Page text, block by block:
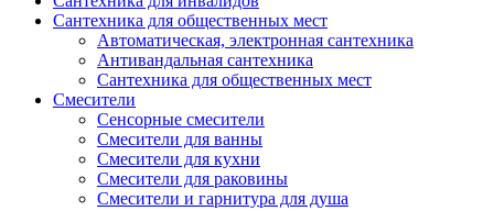
Сантехника для общественных мест
Автоматическая, электронная сантехника
Антивандальная сантехника
Сантехника для общественных мест
Смесители
Сенсорные смесители
Смесители для ванны
Смесители для кухни
Смесители для раковины
Смесители и гарнитура для душа